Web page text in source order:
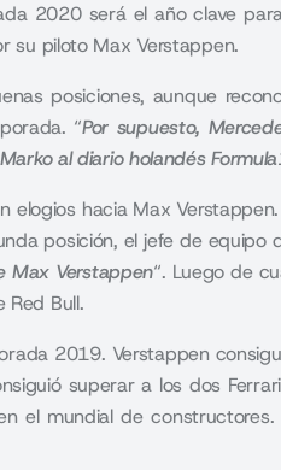
2020 será el año clave
su piloto Max Verstappen.
posiciones, aunque
“Por supuesto,
al diario holandés
hacia Max
posición, el jefe de equipo
Max Verstappen“. Luego de
Bull.
2019. Verstappen
superar a los dos
el mundial de